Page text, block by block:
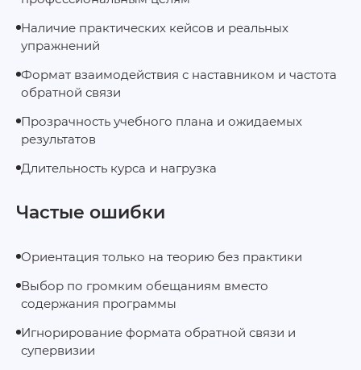
Наличие практических кейсов и реальных
упражнений
Формат взаимодействия с наставником и частота
обратной связи
Прозрачность учебного плана и ожидаемых
результатов
Длительность курса и нагрузка
Частые ошибки
Ориентация только на теорию без практики
Выбор по громким обещаниям вместо
содержания программы
Игнорирование формата обратной связи и
супервизии